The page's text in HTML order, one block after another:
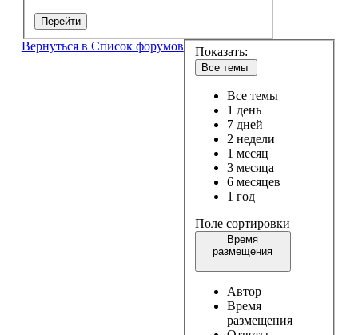
Перейти
Вернуться в Список форумов Показать:
Все темы
Все темы
1 день
7 дней
2 недели
1 месяц
3 месяца
6 месяцев
1 год
Поле сортировки
Время
размещения
Автор
Время
размещения